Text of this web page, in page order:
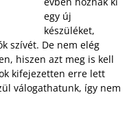
egy új
készüléket,
szívét. De nem elég
hiszen azt meg is kell
kifejezetten erre lett
válogathatunk, így nem